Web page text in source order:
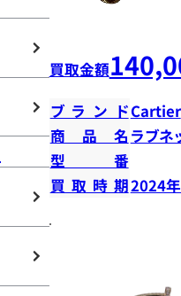
買取金額
ブランドCartier
商品名 ラブネ
型番
買取時期2024